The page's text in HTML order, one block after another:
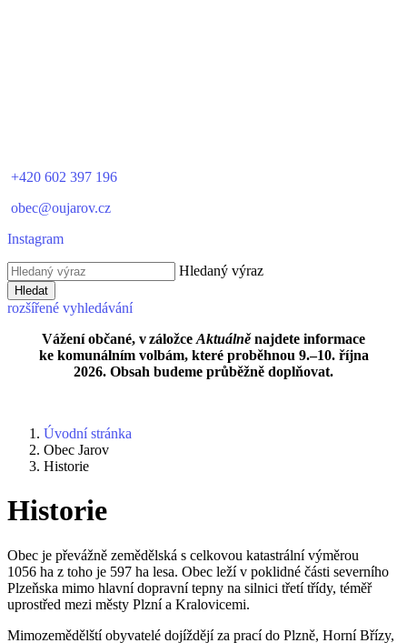
+420 602 397 196
obec@oujarov.cz
Instagram
Hledaný výraz
Hledat
rozšířené vyhledávání
Vážení občané, v záložce Aktuálněnajdete informace
ke komunálním volbám, které proběhnou 9.–10. října
2026. Obsah budeme průběžně doplňovat.
Úvodní stránka
Obec Jarov
Historie
Historie
Obec je převážně zemědělská s celkovou katastrální výměrou
1056 ha z toho je 597 ha lesa. Obec leží v poklidné části severního
Plzeňska mimo hlavní dopravní tepny na silnici třetí třídy, téměř
uprostřed mezi městy Plzní a Kralovicemi.
Mimozemědělští obyvatelé dojíždějí za prací do Plzně, Horní Břízy,